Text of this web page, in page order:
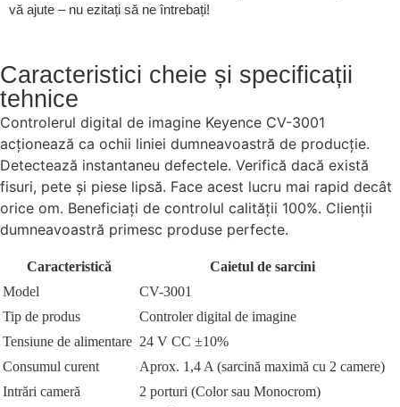
vă ajute – nu ezitați să ne întrebați!
Caracteristici cheie și specificații
tehnice
Controlerul digital de imagine Keyence CV-3001
acționează ca ochii liniei dumneavoastră de producție.
Detectează instantaneu defectele. Verifică dacă există
fisuri, pete și piese lipsă. Face acest lucru mai rapid decât
orice om. Beneficiați de controlul calității 100%. Clienții
dumneavoastră primesc produse perfecte.
Caracteristică
Caietul de sarcini
Model
CV-3001
Tip de produs
Controler digital de imagine
Tensiune de alimentare 24 V CC ±10%
Consumul curent
Aprox. 1,4 A (sarcină maximă cu 2 camere)
Intrări cameră
2 porturi (Color sau Monocrom)